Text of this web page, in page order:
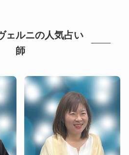
ェルニの人気占い
師